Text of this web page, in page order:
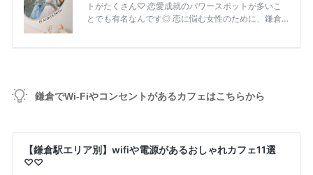
鎌倉でWi-Fiやコンセントがあるカフェはこちらから